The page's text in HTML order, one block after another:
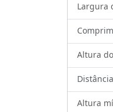
Largura
Altura
Altura